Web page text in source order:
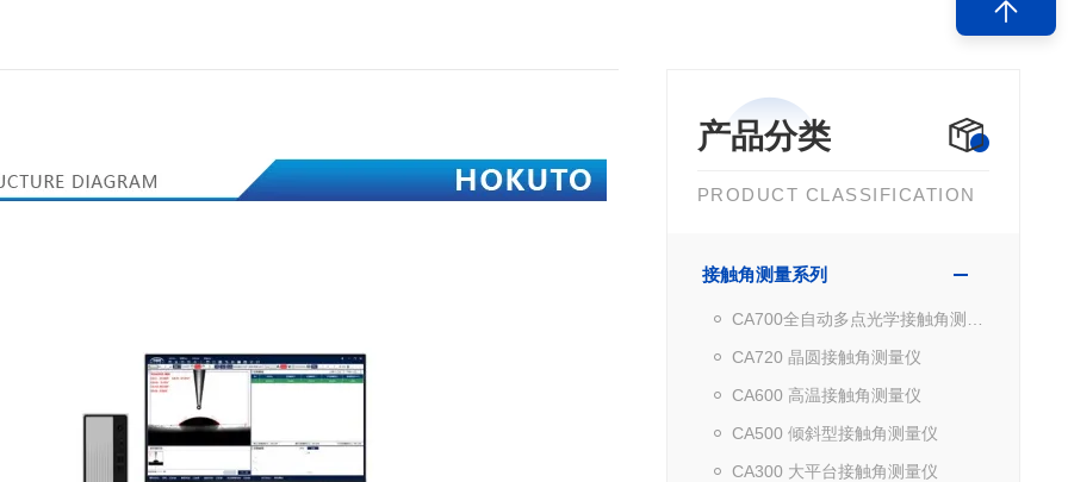
产品分类
PRODUCT CLASSIFICATION
接触角测量系列
CA720 晶圆接触角测量仪
CA600 高温接触角测量仪
CA500 倾斜型接触角测量仪
CA300 大平台接触角测量仪